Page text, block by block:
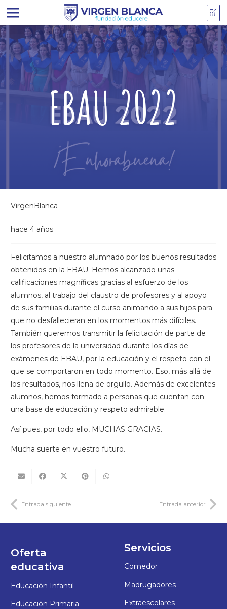
EBAU 2022
VirgenBlanca
hace 4 años
Felicitamos a nuestro alumnado por los buenos resultados
obtenidos en la EBAU. Hemos alcanzado unas
calificaciones magníficas gracias al esfuerzo de los
alumnos, al trabajo del claustro de profesores y al apoyo
de sus familias durante el curso animando a sus hijos para
que no desfallecieran en los momentos más difíciles.
También queremos transmitir la felicitación de parte de
los profesores de la universidad durante los días de
exámenes de EBAU, por la educación y el respeto con el
que se comportaron en todo momento. Eso, más allá de
los resultados, nos llena de orgullo. Además de excelentes
alumnos, hemos formado a personas que cuentan con
una base de educación y respeto admirable.
Así pues, por todo ello, MUCHAS GRACIAS.
Mucha suerte en vuestro futuro.
Entrada siguiente Entrada anterior
Oferta
educativa
Educación Infantil
Educación Primaria
Servicios
Comedor
Madrugadores
Extraescolares